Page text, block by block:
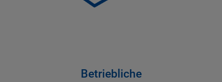
Betriebliche